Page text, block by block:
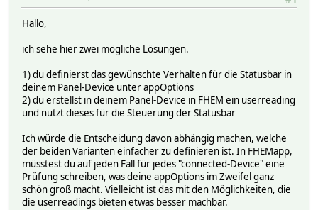
{
"class1": "col-8 text",
},
{
"class1": "col-8 text",
"text1":
"class2": "col-4 text",
"icon2":
Hallo,
ich sehe hier zwei mögliche Lösungen.
1) du definierst das gewünschte Verhalten für die Statusbar in
deinem Panel-Device unter appOptions
2) du erstellst in deinem Panel-Device in FHEM ein userreading
und nutzt dieses für die Steuerung der Statusbar
Ich würde die Entscheidung davon abhängig machen, welche
der beiden Varianten einfacher zu definieren ist. In FHEMapp,
müsstest du auf jeden Fall für jedes "connected-Device" eine
Prüfung schreiben, was deine appOptions im Zweifel ganz
schön groß macht. Vielleicht ist das mit den Möglichkeiten, die
die userreadings bieten etwas besser machbar.